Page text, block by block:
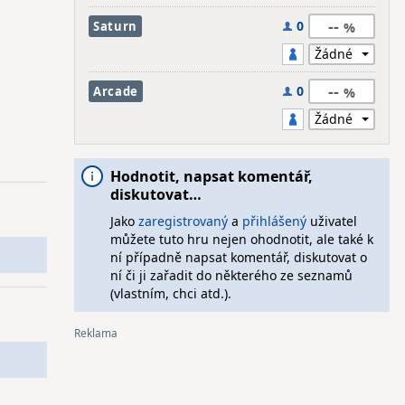
Saturn 0 --
Arcade 0 --
Hodnotit, napsat komentář,
diskutovat…
Jako zaregistrovanýa přihlášenýuživatel
můžete tuto hru nejen ohodnotit, ale také k
ní případně napsat komentář, diskutovat o
ní či ji zařadit do některého ze seznamů
(vlastním, chci atd.).